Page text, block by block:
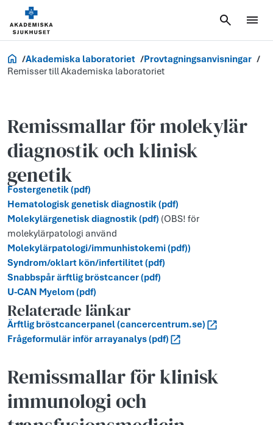
Vårdgivare
Akademiska laboratoriet
Provtagningsanvisningar
Remisser till Akademiska laboratoriet
Remissmallar för molekylär
diagnostik och klinisk
genetik
Fostergenetik (pdf)
Hematologisk genetisk diagnostik (pdf)
Molekylärgenetisk diagnostik (pdf) (OBS! för
molekylärpatologi använd
Molekylärpatologi/immunhistokemi (pdf))
Syndrom/oklart kön/infertilitet (pdf)
Snabbspår ärftlig bröstcancer (pdf)
U-CAN Myelom (pdf)
Relaterade länkar
Ärftlig bröstcancerpanel (cancercentrum.se)
Frågeformulär inför arrayanalys (pdf)
Remissmallar för klinisk
immunologi och